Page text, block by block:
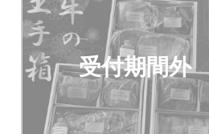
受付期間外